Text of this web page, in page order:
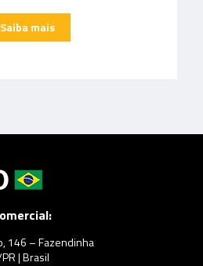
146 – Fazendinha
| Brasil